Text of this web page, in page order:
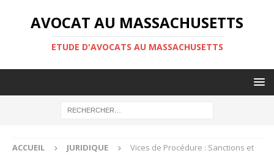
AVOCAT AU MASSACHUSETTS
ETUDE D'AVOCATS AU MASSACHUSETTS
ACCUEIL JURIDIQUE
Vices de Procédure : Sanctions et